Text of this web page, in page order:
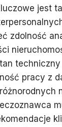
jest
zdolność
pracy z